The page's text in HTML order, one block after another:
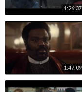
1:26:37
1:47:09